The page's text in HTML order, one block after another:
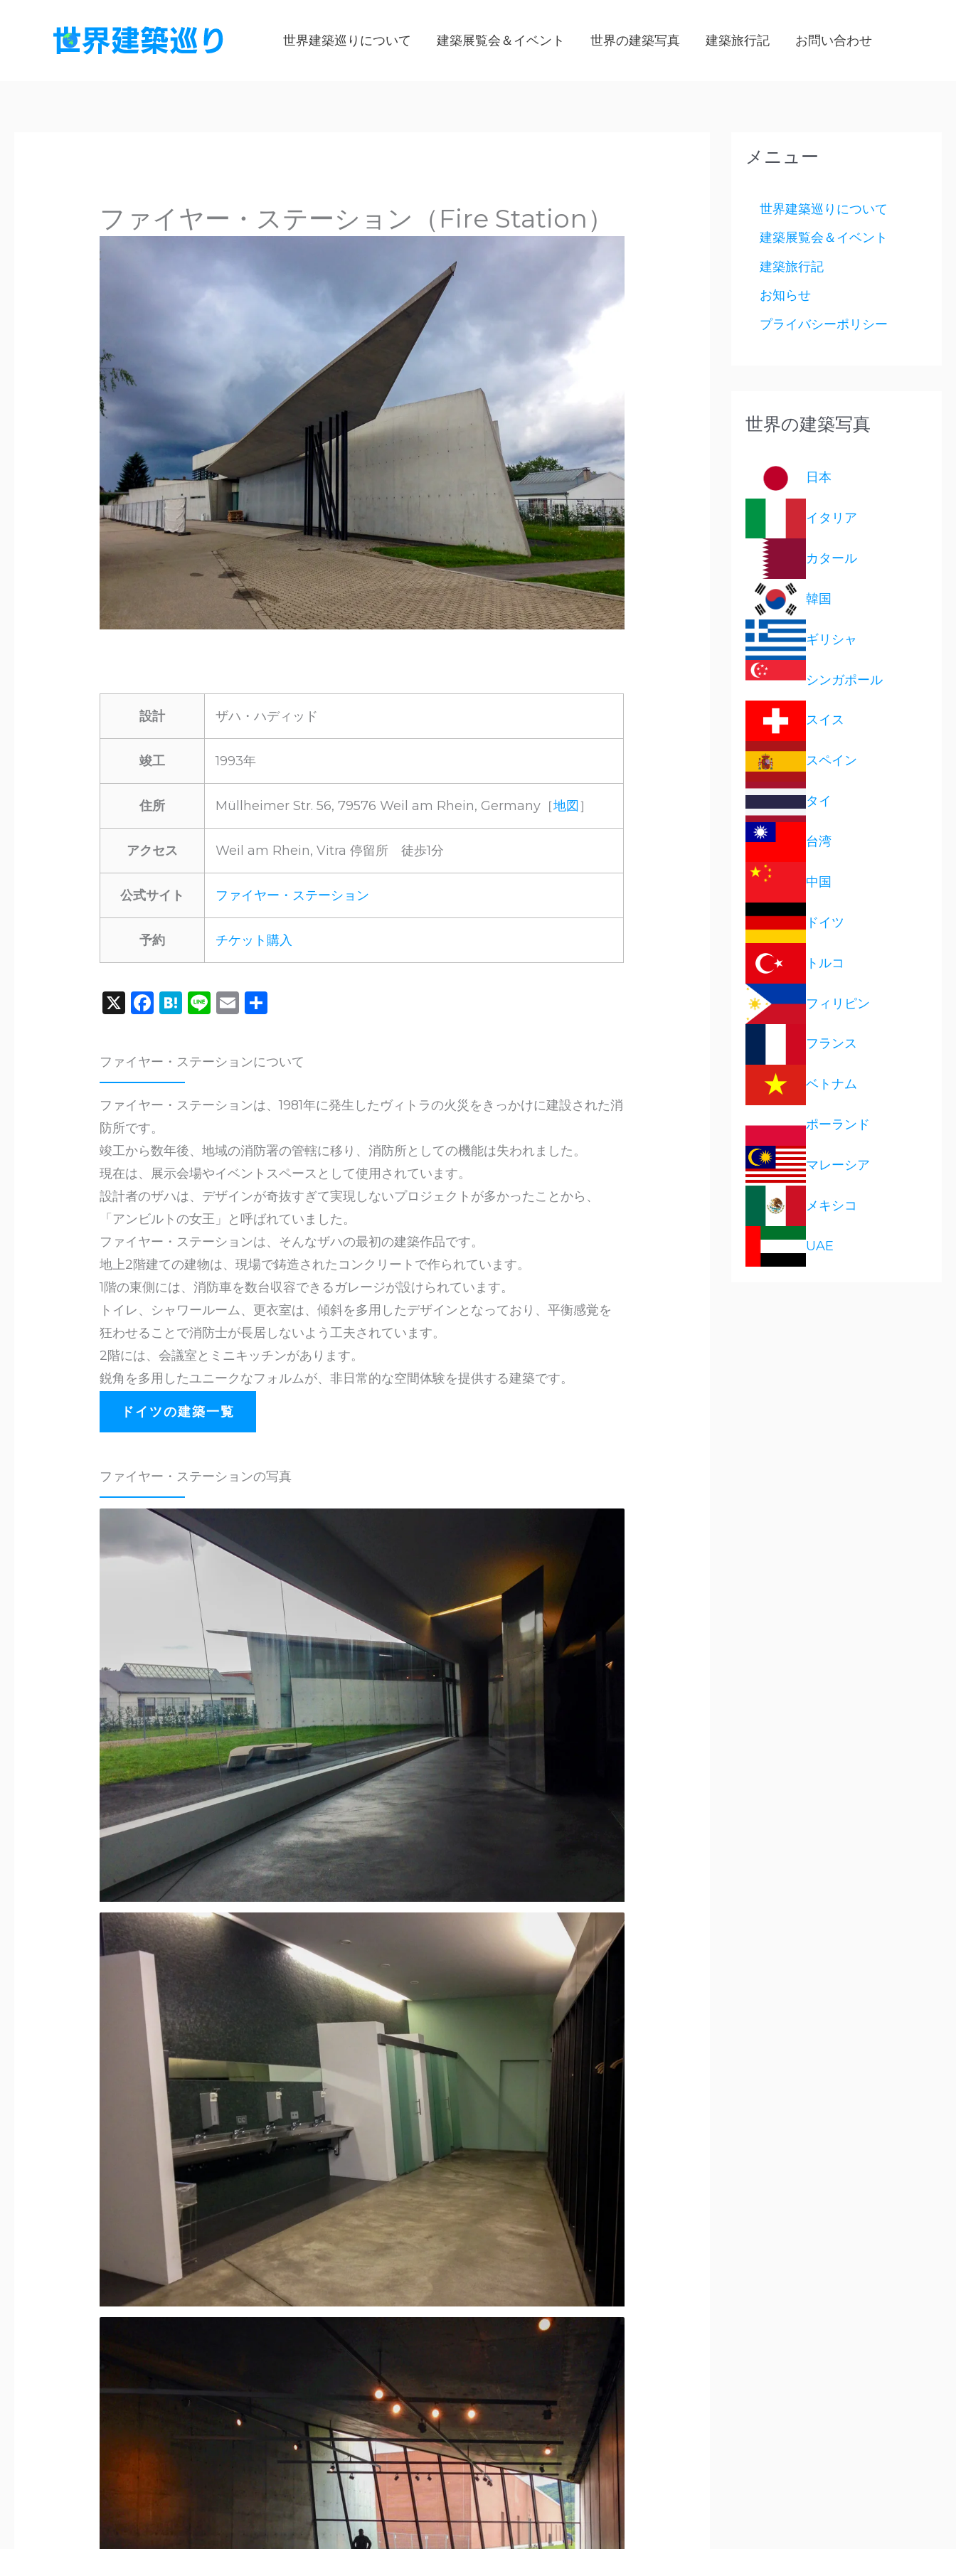
世界建築巡りについて 建築展覧会＆イベント 世界の建築写真 建築旅行記 お問い合わせ
ファイヤー・ステーション（Fire Station）
設計 ザハ・ハディッド
竣工 1993年
住所 Müllheimer Str. 56, 79576 Weil am Rhein, Germany［地図 ］
アクセス Weil am Rhein, Vitra 停留所 徒歩1分
公式サイト ファイヤー・ステーション
予約 チケット購入
F
e
o
k
E
l
Li
H
n
a
X
ファイヤー・ステーションについて
ファイヤー・ステーションは、1981年に発生したヴィトラの火災をきっかけに建設された消
防所です。
竣工から数年後、地域の消防署の管轄に移り、消防所としての機能は失われました。
現在は、展示会場やイベントスペースとして使用されています。
設計者のザハは、デザインが奇抜すぎて実現しないプロジェクトが多かったことから、
「アンビルトの女王」と呼ばれていました。
ファイヤー・ステーションは、そんなザハの最初の建築作品です。
地上2階建ての建物は、現場で鋳造されたコンクリートで作られています。
1階の東側には、消防車を数台収容できるガレージが設けられています。
トイレ、シャワールーム、更衣室は、傾斜を多用したデザインとなっており、平衡感覚を
狂わせることで消防士が長居しないよう工夫されています。
2階には、会議室とミニキッチンがあります。
鋭角を多用したユニークなフォルムが、非日常的な空間体験を提供する建築です。
ドイツの建築一覧
ファイヤー・ステーションの写真
メニュー
世界建築巡りについて
建築展覧会＆イベント
建築旅行記
お知らせ
プライバシーポリシー
世界の建築写真
日本
イタリア
カタール
韓国
ギリシャ
シンガポール
スイス
スペイン
タイ
台湾
中国
ドイツ
トルコ
フィリピン
フランス
ベトナム
ポーランド
マレーシア
メキシコ
UAE